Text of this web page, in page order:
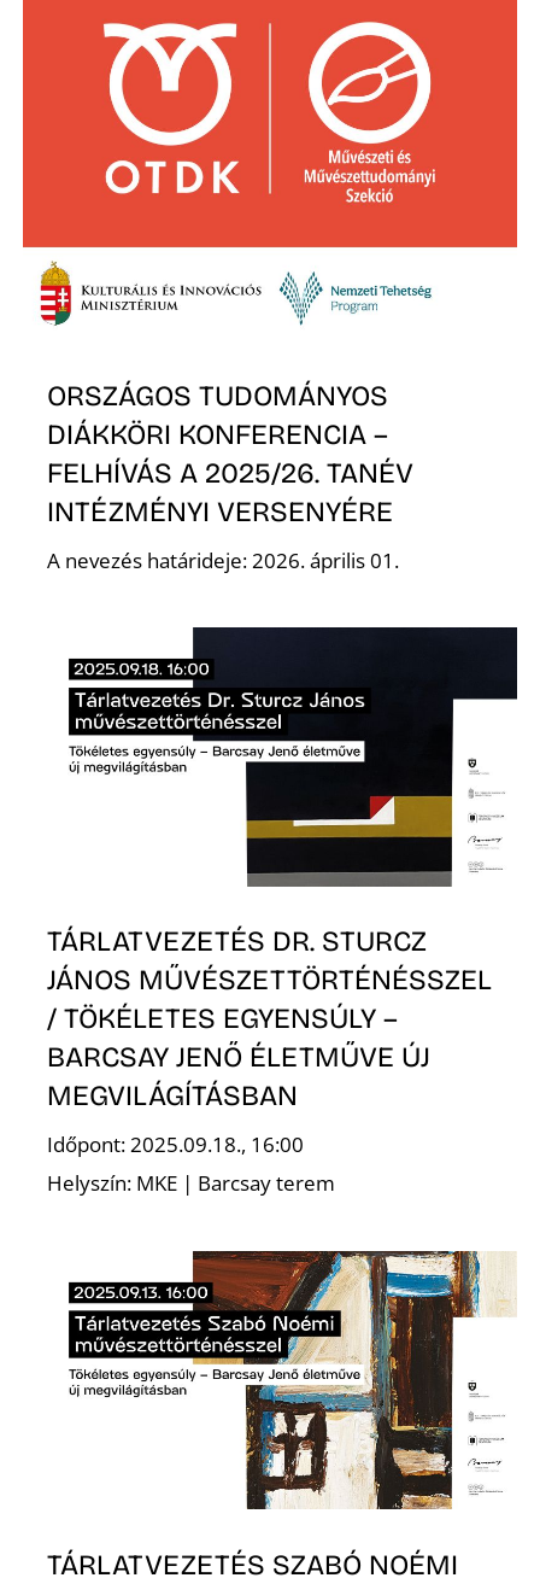
ORSZÁGOS TUDOMÁNYOS
DIÁKKÖRI KONFERENCIA –
FELHÍVÁS A 2025/26. TANÉV
INTÉZMÉNYI VERSENYÉRE
A nevezés határideje: 2026. április 01.
TÁRLATVEZETÉS DR. STURCZ
JÁNOS MŰVÉSZETTÖRTÉNÉSSZEL
/ TÖKÉLETES EGYENSÚLY –
BARCSAY JENŐ ÉLETMŰVE ÚJ
MEGVILÁGÍTÁSBAN
Időpont: 2025.09.18., 16:00
Helyszín: MKE | Barcsay terem
TÁRLATVEZETÉS SZABÓ NOÉMI